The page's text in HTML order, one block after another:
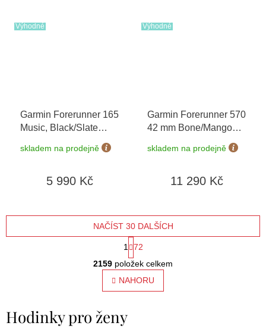
Výhodné
Garmin Forerunner 165
Music, Black/Slate
Gray 010-02863-30+
možnost výměny do 90
skladem na prodejně
5 990 Kč
Výhodné
Garmin Forerunner 570
42 mm Bone/Mango
skladem na prodejně
11 290 Kč
O
v
l
á
NAČÍST 30 DALŠÍCH
S
t
r
1
72
2159 položek celkem
NAHORU
Hodinky pro ženy